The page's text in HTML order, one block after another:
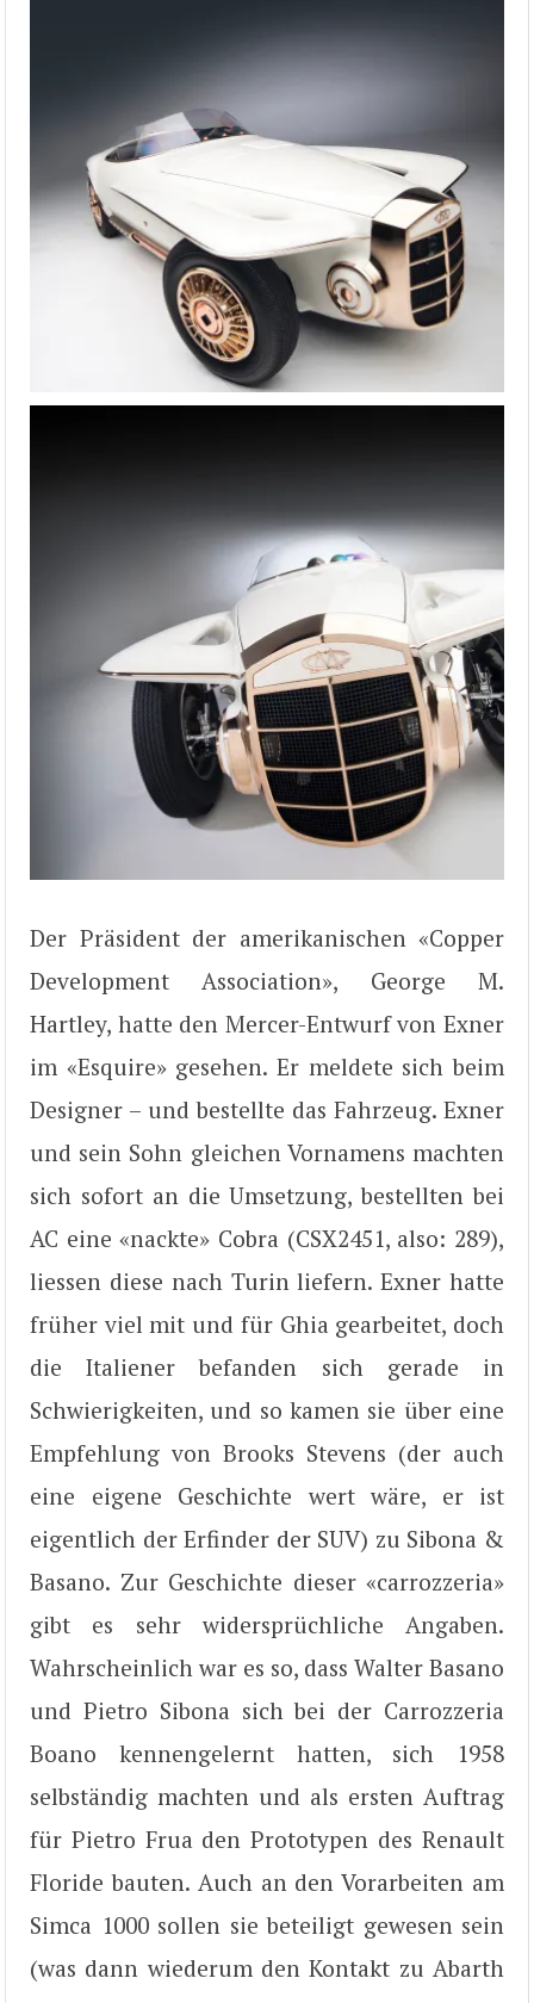
Der Präsident der amerikanischen «Copper
Development Association», George M.
Hartley, hatte den Mercer-Entwurf von Exner
im «Esquire» gesehen. Er meldete sich beim
Designer – und bestellte das Fahrzeug. Exner
und sein Sohn gleichen Vornamens machten
sich sofort an die Umsetzung, bestellten bei
AC eine «nackte» Cobra (CSX2451, also: 289),
liessen diese nach Turin liefern. Exner hatte
früher viel mit und für Ghia gearbeitet, doch
die Italiener befanden sich gerade in
Schwierigkeiten, und so kamen sie über eine
Empfehlung von Brooks Stevens (der auch
eine eigene Geschichte wert wäre, er ist
eigentlich der Erfinder der SUV) zu Sibona &
Basano. Zur Geschichte dieser «carrozzeria»
gibt es sehr widersprüchliche Angaben.
Wahrscheinlich war es so, dass Walter Basano
und Pietro Sibona sich bei der Carrozzeria
Boano kennengelernt hatten, sich 1958
selbständig machten und als ersten Auftrag
für Pietro Frua den Prototypen des Renault
Floride bauten. Auch an den Vorarbeiten am
Simca 1000 sollen sie beteiligt gewesen sein
(was dann wiederum den Kontakt zu Abarth